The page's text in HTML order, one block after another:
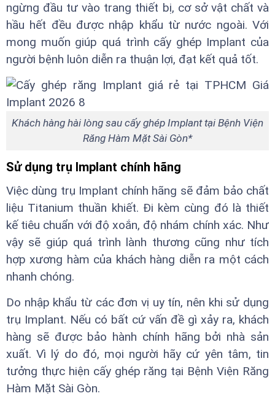
ngừng đầu tư vào trang thiết bị, cơ sở vật chất và
hầu hết đều được nhập khẩu từ nước ngoài. Với
mong muốn giúp quá trình cấy ghép Implant của
người bệnh luôn diễn ra thuận lợi, đạt kết quả tốt.
Khách hàng hài lòng sau cấy ghép Implant tại Bệnh Viện
Răng Hàm Mặt Sài Gòn*
Sử dụng trụ Implant chính hãng
Việc dùng trụ Implant chính hãng sẽ đảm bảo chất
liệu Titanium thuần khiết. Đi kèm cùng đó là thiết
kế tiêu chuẩn với độ xoắn, độ nhám chính xác. Như
vậy sẽ giúp quá trình lành thương cũng như tích
hợp xương hàm của khách hàng diễn ra một cách
nhanh chóng.
Do nhập khẩu từ các đơn vị uy tín, nên khi sử dụng
trụ Implant. Nếu có bất cứ vấn đề gì xảy ra, khách
hàng sẽ được bảo hành chính hãng bởi nhà sản
xuất. Vì lý do đó, mọi người hãy cứ yên tâm, tin
tưởng thực hiện cấy ghép răng tại Bệnh Viện Răng
Hàm Mặt Sài Gòn.